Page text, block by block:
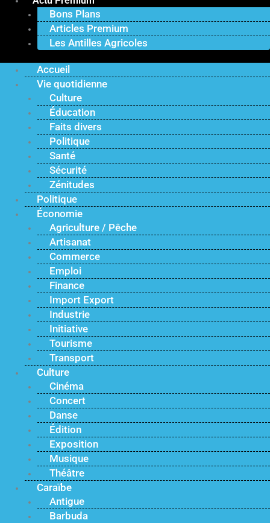
Bons Plans
Articles Premium
Les Antilles Agricoles
Accueil
Vie quotidienne
Culture
Éducation
Faits divers
Politique
Santé
Sécurité
Zénitudes
Politique
Économie
Agriculture / Pêche
Artisanat
Commerce
Emploi
Finance
Import Export
Industrie
Initiative
Tourisme
Transport
Culture
Cinéma
Concert
Danse
Édition
Exposition
Musique
Théâtre
Caraïbe
Antigue
Barbuda